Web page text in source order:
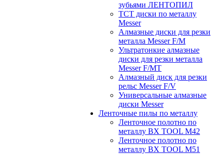
зубьями ЛЕНТОПИЛ
ТСТ диски по металлу
Messer
Алмазные диски для резки
металла Messer F/M
Ультратонкие алмазные
диски для резки металла
Messer F/MT
Алмазный диск для резки
рельс Messer F/V
Универсальные алмазные
диски Messer
Ленточные пилы по металлу
Ленточное полотно по
металлу BX TOOL M42
Ленточное полотно по
металлу BX TOOL M51